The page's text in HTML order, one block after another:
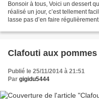
Bonsoir à tous, Voici un dessert
réalisé un jour, c’est tellement
lasse pas d’en faire
Clafouti aux pommes
Publié le 25/11/2014 à 21:51
Par gigidu5444